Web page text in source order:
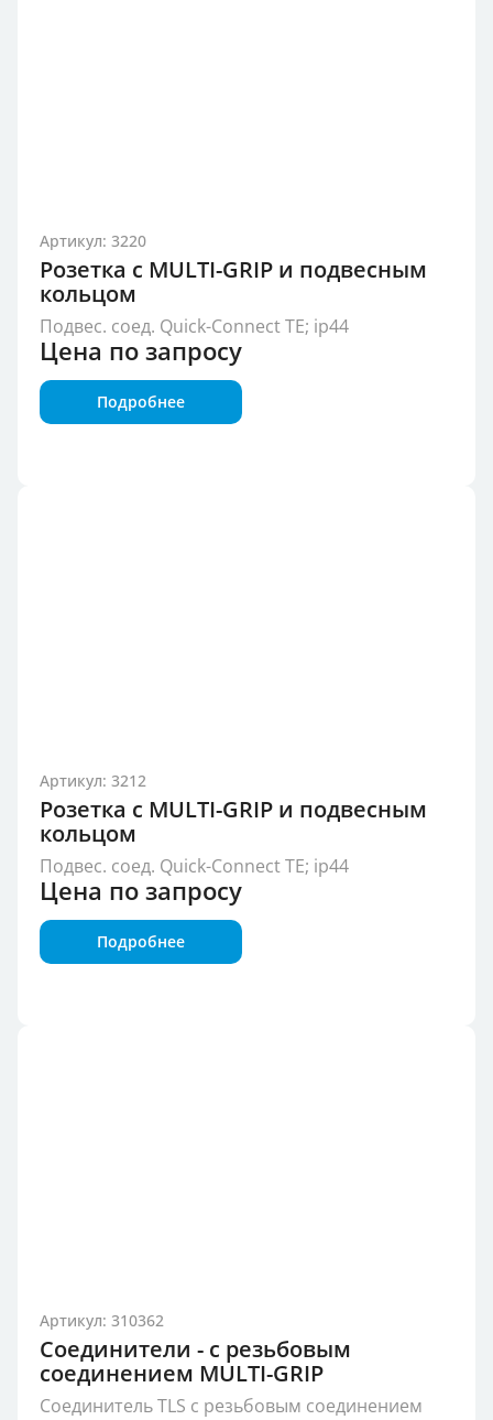
Артикул: 3220
Розетка с MULTI-GRIP и подвесным
кольцом
Подвес. соед. Quick-Connect TE; ip44
Цена по запросу
Подробнее
Артикул: 3212
Розетка с MULTI-GRIP и подвесным
кольцом
Подвес. соед. Quick-Connect TE; ip44
Цена по запросу
Подробнее
Артикул: 310362
Соединители - с резьбовым
соединением MULTI-GRIP
Соединитель TLS с резьбовым соединением